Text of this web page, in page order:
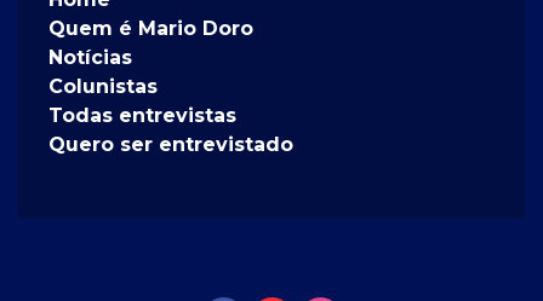
Quem é Mario Doro
Notícias
Colunistas
Todas entrevistas
Quero ser entrevistado